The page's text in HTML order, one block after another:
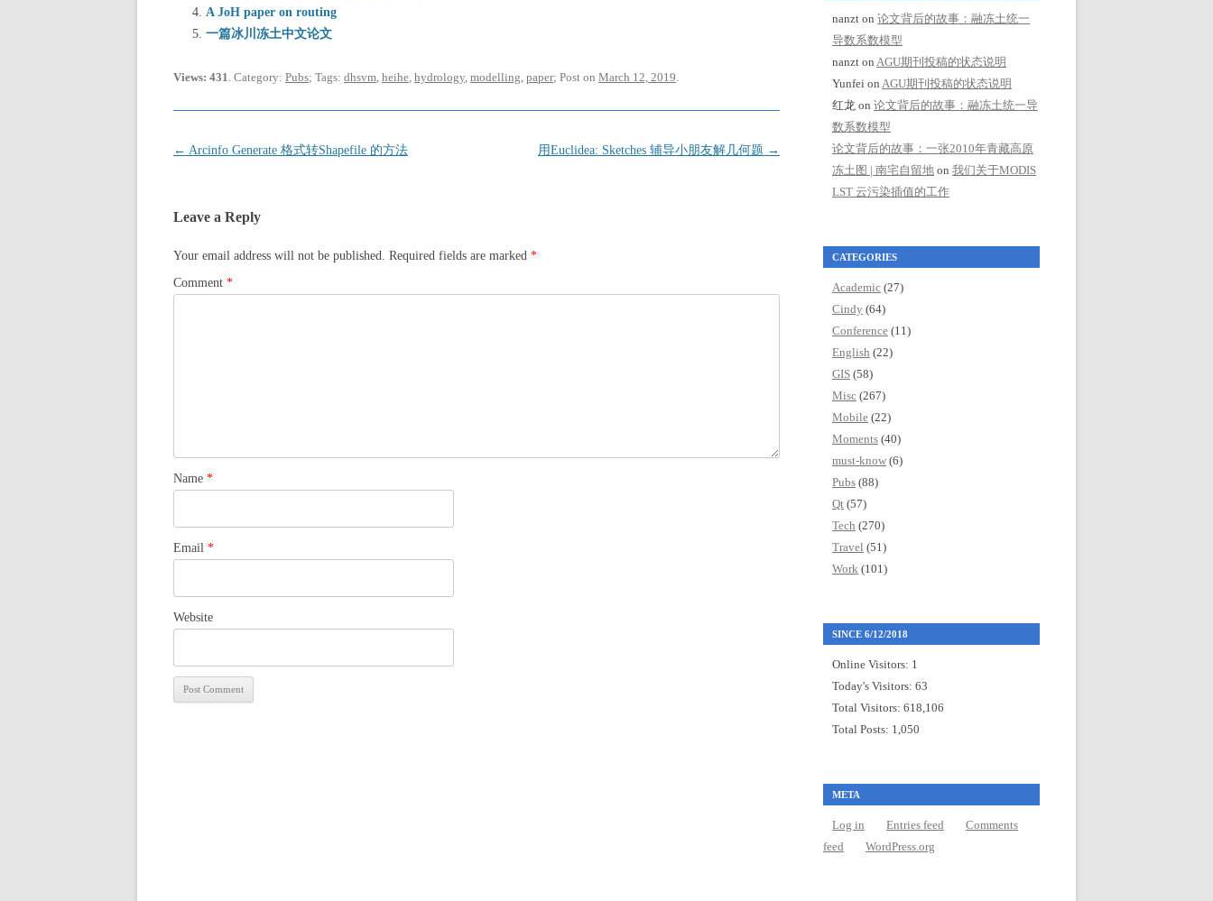
A JoH paper on routing
一篇冰川冻土中文论文
Views: 431. Category: Pubs; Tags: dhsvm, heihe, hydrology, modelling, paper; Post on March 12, 2019.
Post
← Arcinfo Generate 格式转Shapefile 的方法 用Euclidea: Sketches 辅导小朋友解几何题 →
Leave a Reply
Your email address will not be published. Required fields are marked *
Comment *
Name *
Email *
Website
nanzt on 论文背后的故事：融冻土统一
导数系数模型
nanzt on AGU期刊投稿的状态说明
Yunfei on AGU期刊投稿的状态说明
红龙 on 论文背后的故事：融冻土统一导
数系数模型
论文背后的故事：一张2010年青藏高原
冻土图 | 南宅自留地 on 我们关于MODIS
LST 云污染插值的工作
CATEGORIES
Academic (27)
Cindy (64)
Conference (11)
English (22)
GIS (58)
Misc (267)
Mobile (22)
Moments (40)
must-know (6)
Pubs (88)
Qt (57)
Tech (270)
Travel (51)
Work (101)
SINCE 6/12/2018
Online Visitors: 1
Today's Visitors: 63
Total Visitors: 618,106
Total Posts: 1,050
META
Log in Entries feed
Comments
feed
WordPress.org